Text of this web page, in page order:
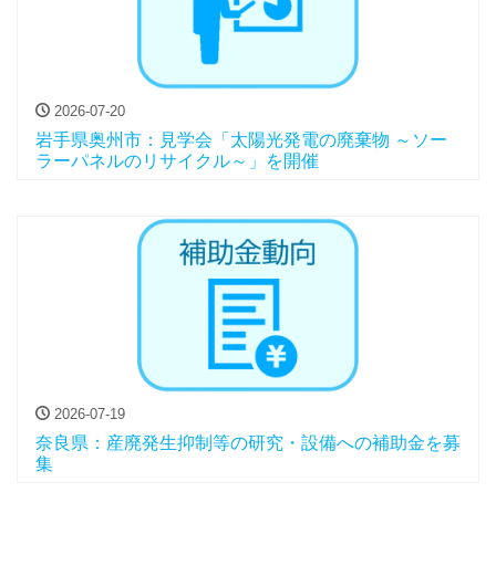
2026-07-20
岩手県奥州市：見学会「太陽光発電の廃棄物 ～ソー
ラーパネルのリサイクル～」を開催
2026-07-19
奈良県：産廃発生抑制等の研究・設備への補助金を募
集